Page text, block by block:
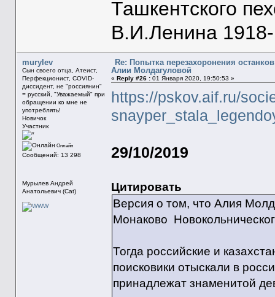
Ташкентского
В.И.Ленина 1918-
murylev
Сын своего отца, Атеист,
Перфекционист, COVID-
диссидент, не "россиянин"
= русский, "Уважаемый" при
обращении ко мне не
употреблять!
Новичок
Участник
Онлайн
Сообщений: 13 298
Мурылев Андрей
Анатольевич (Cat)
Re: Попытка перезахоронения
Алии Молдагуловой
« Reply #26 :01 Января 2020, 19:50:53 »
https://pskov.aif.ru/
29/10/2019
Цитировать
Версия о том, что Алия
Монаково
Тогда российские и
поисковики отыскали в
принадлежат знаменитой